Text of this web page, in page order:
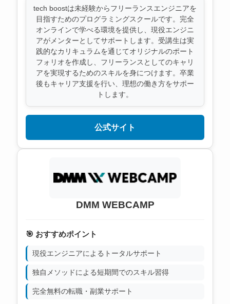
tech boostは未経験からフリーランスエンジニアを
目指すためのプログラミングスクールです。完全
オンラインで学べる環境を提供し、現役エンジニ
アがメンターとしてサポートします。受講生は実
践的なカリキュラムを通じてオリジナルのポート
フォリオを作成し、フリーランスとしてのキャリ
アを実現するためのスキルを身につけます。卒業
後もキャリア支援を行い、理想の働き方をサポー
トします。
公式サイト
DMM WEBCAMP
🎯 おすすめポイント
現役エンジニアによるトータルサポート
独自メソッドによる短期間でのスキル習得
完全無料の転職・副業サポート